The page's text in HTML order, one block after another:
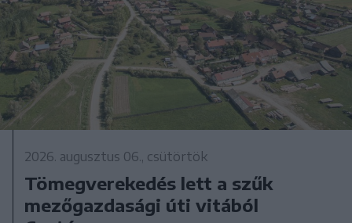
2026. augusztus 06., csütörtök
Tömegverekedés lett a szűk
mezőgazdasági úti vitából